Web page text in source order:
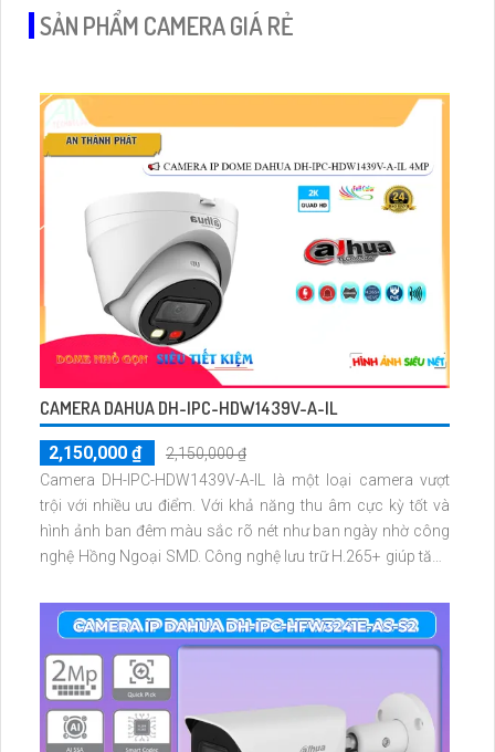
SẢN PHẨM CAMERA GIÁ RẺ
CAMERA DAHUA DH-IPC-HDW1439V-A-IL
2,150,000 ₫
2,150,000 ₫
Camera DH-IPC-HDW1439V-A-IL là một loại camera vượt
trội với nhiều ưu điểm. Với khả năng thu âm cực kỳ tốt và
hình ảnh ban đêm màu sắc rõ nét như ban ngày nhờ công
nghệ Hồng Ngoại SMD. Công nghệ lưu trữ H.265+ giúp tăng